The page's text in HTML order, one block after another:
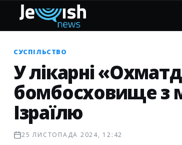
СУСПІЛЬСТВО
У лікарні
бомбосховище з
Ізраїлю
25 ЛИСТОПАДА 2024, 12:42